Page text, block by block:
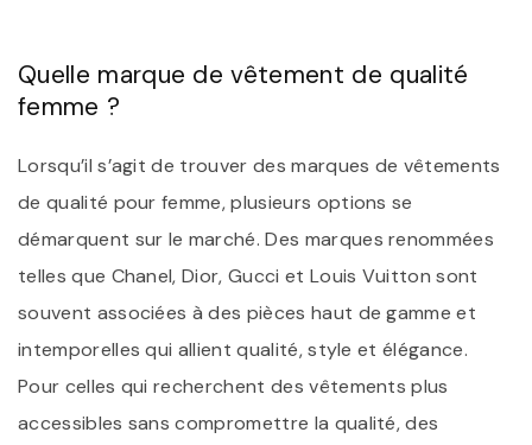
Quelle marque de vêtement de qualité
femme ?
Lorsqu’il s’agit de trouver des marques de vêtements
de qualité pour femme, plusieurs options se
démarquent sur le marché. Des marques renommées
telles que Chanel, Dior, Gucci et Louis Vuitton sont
souvent associées à des pièces haut de gamme et
intemporelles qui allient qualité, style et élégance.
Pour celles qui recherchent des vêtements plus
accessibles sans compromettre la qualité, des